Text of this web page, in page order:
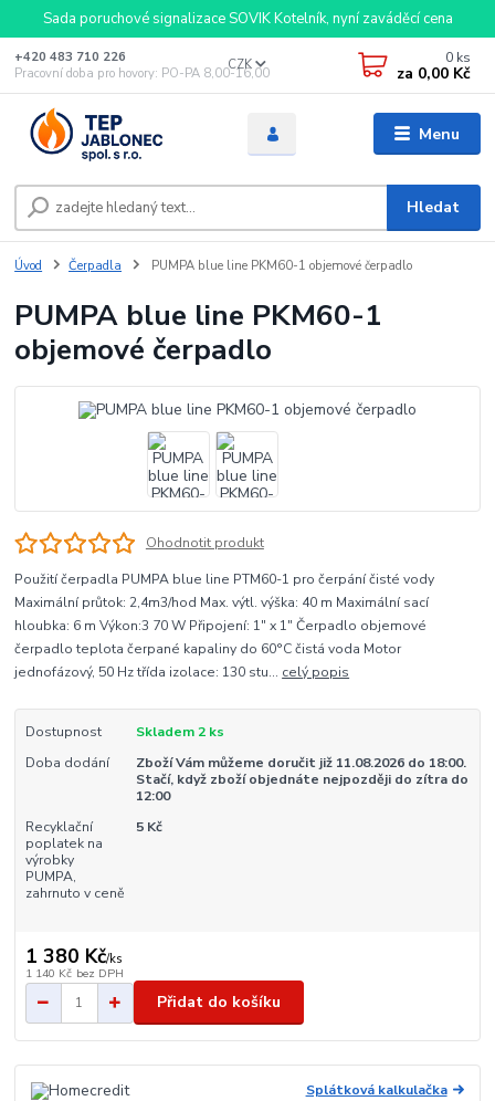
Sada poruchové signalizace SOVIK Kotelník, nyní zaváděcí cena
Menu
CZK
Hledat
+420 483 710 226
Pracovní doba pro hovory: PO-PA 8,00-16,00
0 ks
za 0,00 Kč
Úvod Čerpadla PUMPA blue line PKM60-1 objemové čerpadlo
PUMPA blue line PKM60-1
objemové čerpadlo
Ohodnotit produkt
Použití čerpadla PUMPA blue line PTM60-1 pro čerpání čisté vody
Maximální průtok: 2,4m3/hod Max. výtl. výška: 40 m Maximální sací
hloubka: 6 m Výkon:3 70 W Připojení: 1" x 1" Čerpadlo objemové
čerpadlo teplota čerpané kapaliny do 60°C čistá voda Motor
jednofázový, 50 Hz třída izolace: 130 stu... celý popis
Dostupnost
Skladem 2 ks
Doba dodání
Zboží Vám můžeme doručit již 11.08.2026 do 18:00.
Stačí, když zboží objednáte nejpozději do zítra do
12:00
Recyklační
poplatek na
výrobky
PUMPA,
zahrnuto v ceně
5 Kč
1 380 Kč/ks
1 140 Kč bez DPH
Přidat do košíku
Splátková kalkulačka